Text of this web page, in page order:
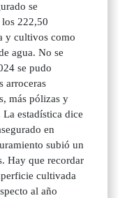
se
222,50
y cultivos como
agua. No se
se pudo
arroceras
más pólizas y
estadística dice
en
subió un
Hay que recordar
cultivada
al año